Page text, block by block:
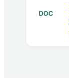
DOC